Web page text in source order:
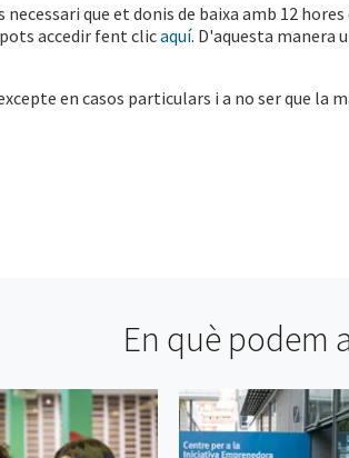
que et donis de baixa amb 12
accedir fent clicaquí. D'aquesta manera
en casos particulars i a no ser que la
En què podem